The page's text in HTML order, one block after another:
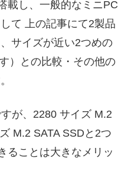
し、一般的なミニPC
て 上の記事にて2製品
サイズが近い2つめの
）との比較・その他の
が、2280 サイズ M.2
M.2 SATA SSDと2つ
ることは大きなメリッ